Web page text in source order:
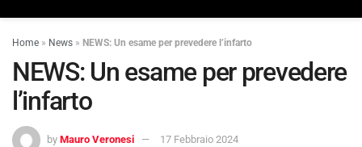
Home » News » NEWS: Un esame per prevedere l’infarto
NEWS: Un esame per prevedere
l’infarto
by Mauro Veronesi 17 Febbraio 2024